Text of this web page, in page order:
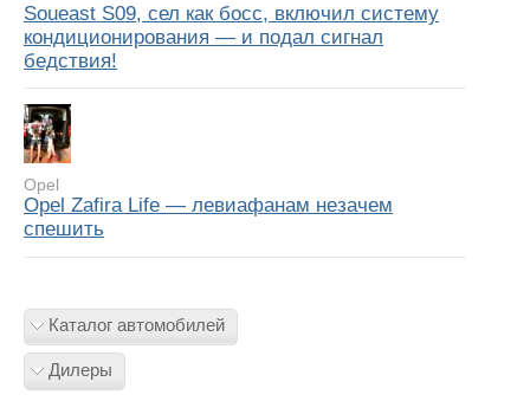
Soueast S09, сел как босс, включил систему
кондиционирования — и подал сигнал
бедствия!
Opel
Opel Zafira Life — левиафанам незачем
спешить
Каталог автомобилей
Дилеры